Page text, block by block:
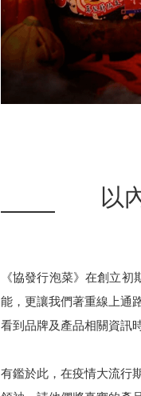
以
《協發行泡菜》在創立
能，更讓我們著重線上通
看到品牌及產品相關資訊
有鑑於此，在疫情大流行